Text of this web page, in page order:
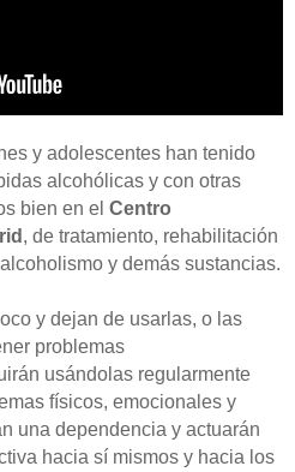
y adolescentes han tenido
alcohólicas y con otras
bien en el Centro
, de tratamiento, rehabilitación
y demás sustancias.
y dejan de usarlas, o las
problemas
usándolas regularmente
físicos, emocionales y
una dependencia y actuarán
hacia sí mismos y hacia los